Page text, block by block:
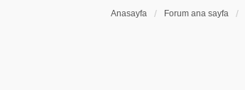
Anasayfa Forum ana sayfa